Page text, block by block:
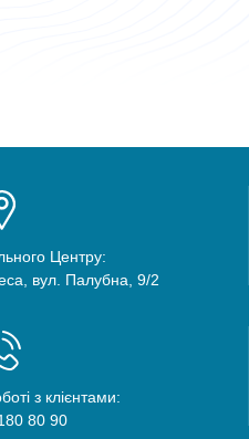
Центру:
вул. Палубна, 9/2
з клієнтами:
80 90